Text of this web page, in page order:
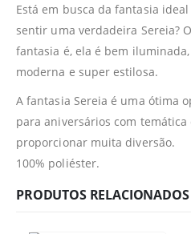
Está em busca da fantasia
sentir uma verdadeira Sereia?
fantasia é, ela é bem
moderna e super estilosa.
A fantasia Sereia é uma ótima
para aniversários com temática
proporcionar muita diversão.
100% poliéster.
PRODUTOS RELACIONADOS